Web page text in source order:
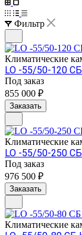
Фильтр
Климатические
LO -55/50-120
Под заказ
855 000 ₽
Заказать
Климатические
LO -55/50-250
Под заказ
976 500 ₽
Заказать
Климатические